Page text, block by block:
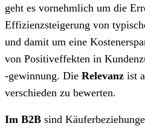
geht es vornehmlich um die
Effizienzsteigerung von
und damit um eine
von Positiveffekten in
-gewinnung. Die Relevanz ist
verschieden zu bewerten.
Im B2B sind